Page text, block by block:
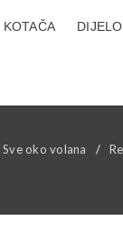
Sve oko volana /